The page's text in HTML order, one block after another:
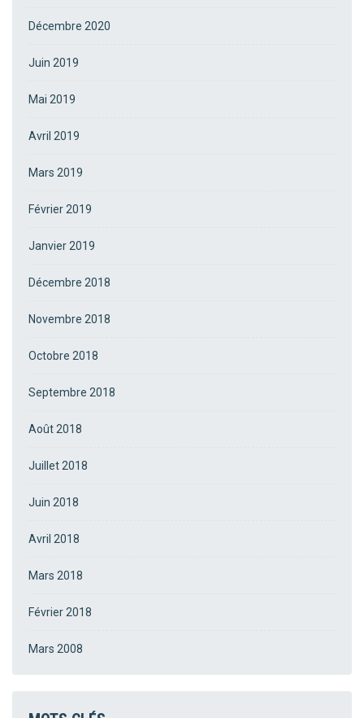
Décembre 2020
Juin 2019
Mai 2019
Avril 2019
Mars 2019
Février 2019
Janvier 2019
Décembre 2018
Novembre 2018
Octobre 2018
Septembre 2018
Août 2018
Juillet 2018
Juin 2018
Avril 2018
Mars 2018
Février 2018
Mars 2008